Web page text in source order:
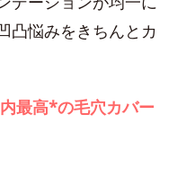
凸悩みをきちんとカ
最高*の毛穴カバー